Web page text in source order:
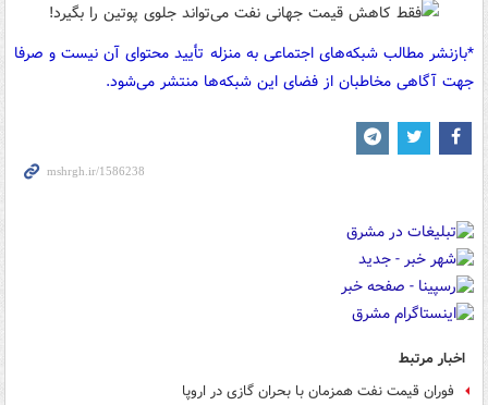
*بازنشر مطالب شبکه‌های اجتماعی به منزله تأیید محتوای آن نیست و صرفا
جهت آگاهی مخاطبان از فضای این شبکه‌ها منتشر می‌شود.
اخبار مرتبط
فوران قیمت نفت همزمان با بحران گازی در اروپا